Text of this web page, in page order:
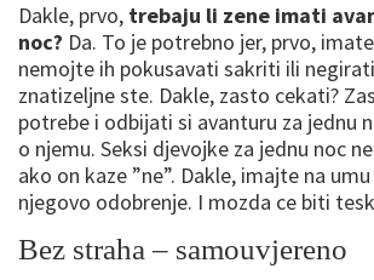
Dakle, prvo, trebaju li zene imati
noc? Da. To je potrebno jer, prvo,
nemojte ih pokusavati sakriti ili
znatizeljne ste. Dakle, zasto cekati?
potrebe i odbijati si avanturu za jednu
o njemu. Seksi djevojke za jednu noc
ako on kaze ”ne”. Dakle, imajte na
njegovo odobrenje. I mozda ce biti
Bez straha – samouvjereno